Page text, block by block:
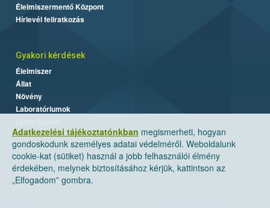
Adatkezelési tájékoztatónkban megismerheti, hogyan
gondoskodunk személyes adatai védelméről. Weboldalunk
cookie-kat (sütiket) használ a jobb felhasználói élmény
érdekében, melynek biztosításához kérjük, kattintson az
„Elfogadom” gombra.
Élelmiszermentő Központ
Hírlevél feliratkozás
Gyakori kérdések
Élelmiszer
Állat
Növény
Laboratóriumok